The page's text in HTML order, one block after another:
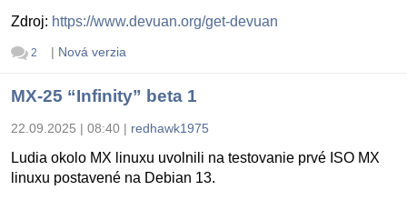
Zdroj: https://www.devuan.org/get-devuan
2 | Nová verzia
MX-25 “Infinity” beta 1
22.09.2025 | 08:40 | redhawk1975
Ludia okolo MX linuxu uvolnili na testovanie prvé ISO MX
linuxu postavené na Debian 13.